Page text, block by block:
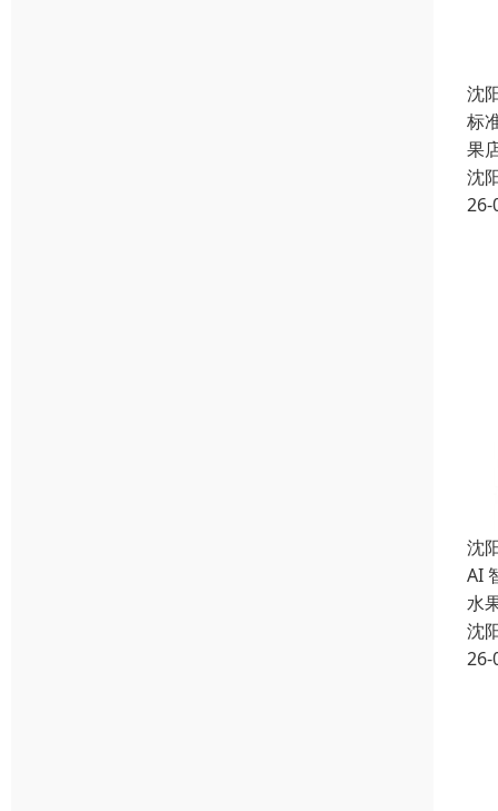
沈
标
果
沈
26-
沈
AI
水
沈
26-